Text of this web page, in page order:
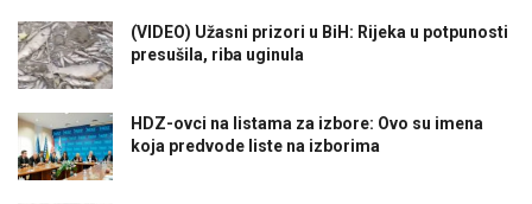
(VIDEO) Užasni prizori u BiH: Rijeka u potpunosti
presušila, riba uginula
HDZ-ovci na listama za izbore: Ovo su imena
koja predvode liste na izborima